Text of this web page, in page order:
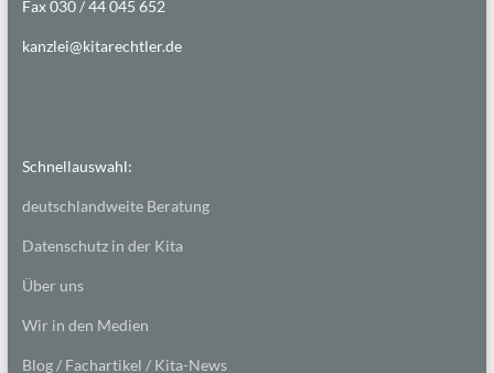
Fax 030 / 44 045 652
kanzlei@kitarechtler.de
Schnellauswahl:
deutschlandweite Beratung
Datenschutz in der Kita
Über uns
Wir in den Medien
Blog / Fachartikel / Kita-News